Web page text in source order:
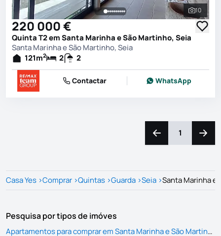
Ver
10
220 000 €
Quinta T2 em Santa Marinha e São Martinho, Seia
Santa Marinha e São Martinho, Seia
121m2 2 2
Contactar WhatsApp
Navegação para a
1
Casa Yes >Comprar >Quintas >Guarda >Seia >Santa Marinha e
Pesquisa por tipos de imóves
Apartamentos para comprar em Santa Marinha e São Martinho